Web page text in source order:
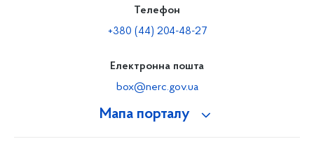
Мапа порталу
Телефон
+380 (44) 204-48-27
Електронна пошта
box@nerc.gov.ua